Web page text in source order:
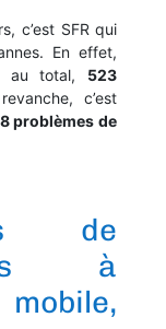
c’est SFR qui
En effet,
au total, 523
c’est
problèmes de
de
à
mobile,